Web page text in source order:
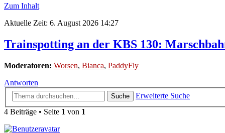
Zum Inhalt
Aktuelle Zeit: 6. August 2026 14:27
Trainspotting an der KBS 130:
Moderatoren: Worsen, Bianca, PaddyFly
Antworten
Suche
Erweiterte Suche
4 Beiträge • Seite 1 von 1